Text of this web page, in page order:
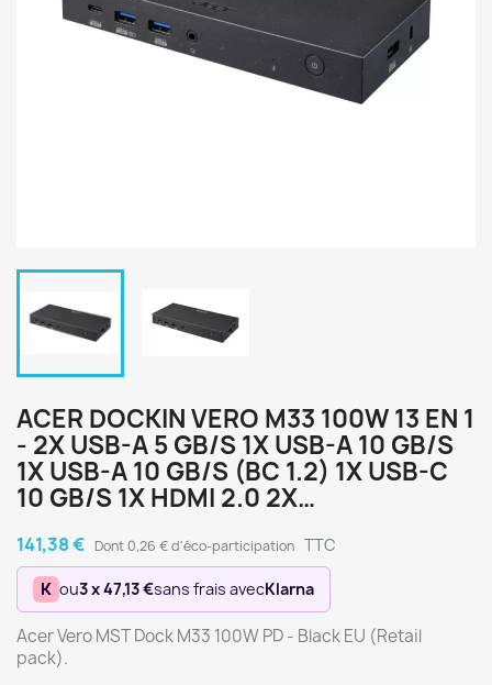
ACER DOCKIN VERO M33 100W 13 EN 1
- 2X USB-A 5 GB/S 1X USB-A 10 GB/S
1X USB-A 10 GB/S (BC 1.2) 1X USB-C
10 GB/S 1X HDMI 2.0 2X…
141,38 € Dont 0,26 € d'éco-participation TTC
K ou3 x 47,13 €sans frais avecKlarna
Acer Vero MST Dock M33 100W PD - Black EU (Retail
pack).